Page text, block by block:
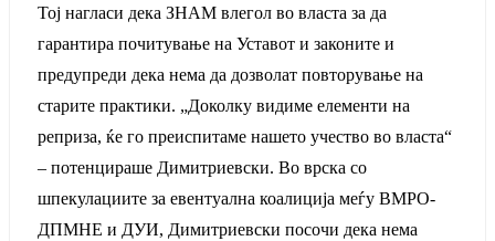
Тој нагласи дека ЗНАМ влегол во власта за да
гарантира почитување на Уставот и законите и
предупреди дека нема да дозволат повторување на
старите практики. „Доколку видиме елементи на
реприза, ќе го преиспитаме нашето учество во власта“
– потенцираше Димитриевски. Во врска со
шпекулациите за евентуална коалиција меѓу ВМРО-
ДПМНЕ и ДУИ, Димитриевски посочи дека нема